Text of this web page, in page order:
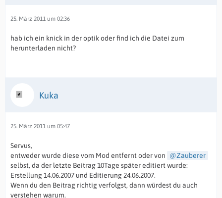
25. März 2011 um 02:36
hab ich ein knick in der optik oder find ich die Datei zum
herunterladen nicht?
Kuka
25. März 2011 um 05:47
Servus,
entweder wurde diese vom Mod entfernt oder von
Zauberer
selbst, da der letzte Beitrag 10Tage später editiert wurde:
Erstellung 14.06.2007 und Editierung 24.06.2007.
Wenn du den Beitrag richtig verfolgst, dann würdest du auch
verstehen warum.